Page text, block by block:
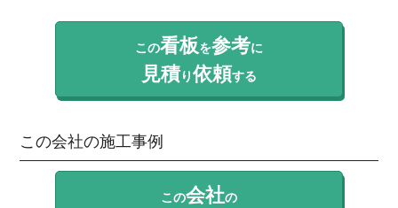
この看板を参考に
見積り依頼する
この会社の施工事例
この会社の